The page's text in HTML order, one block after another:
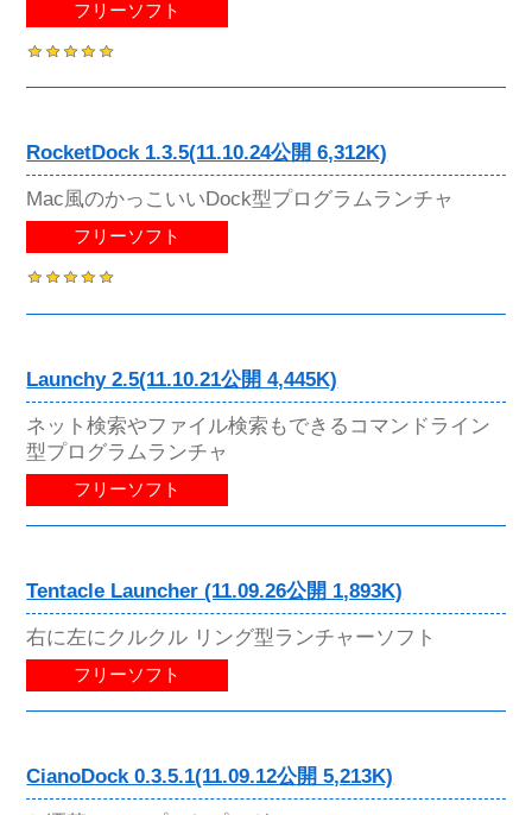
フリーソフト
RocketDock 1.3.5(11.10.24公開 6,312K)
Mac風のかっこいいDock型プログラムランチャ
フリーソフト
Launchy 2.5(11.10.21公開 4,445K)
ネット検索やファイル検索もできるコマンドライン
型プログラムランチャ
フリーソフト
Tentacle Launcher (11.09.26公開 1,893K)
右に左にクルクル リング型ランチャーソフト
フリーソフト
CianoDock 0.3.5.1(11.09.12公開 5,213K)